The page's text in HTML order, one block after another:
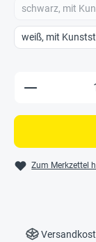
schwarz, mit
weiß, mit
Produkt
Zum Merkzettel